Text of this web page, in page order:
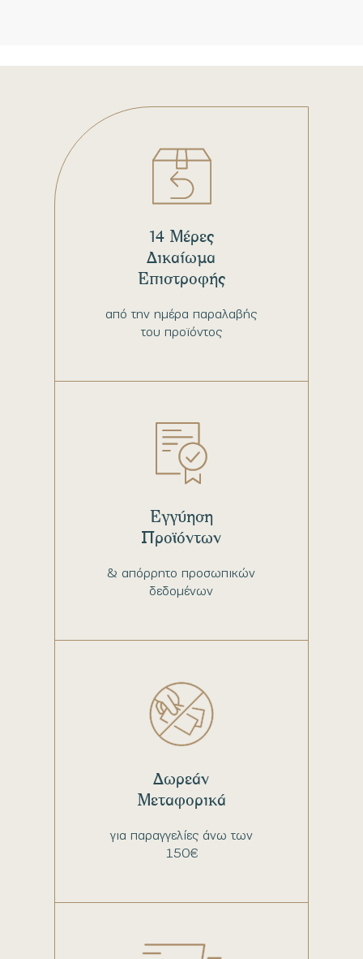
από την ημέρα παραλαβής
του προϊόντος
14 Μέρες
Δικαίωμα
Επιστροφής
& απόρρητο προσωπικών
δεδομένων
Εγγύηση
Προϊόντων
για παραγγελίες άνω των
150€
Δωρεάν
Μεταφορικά